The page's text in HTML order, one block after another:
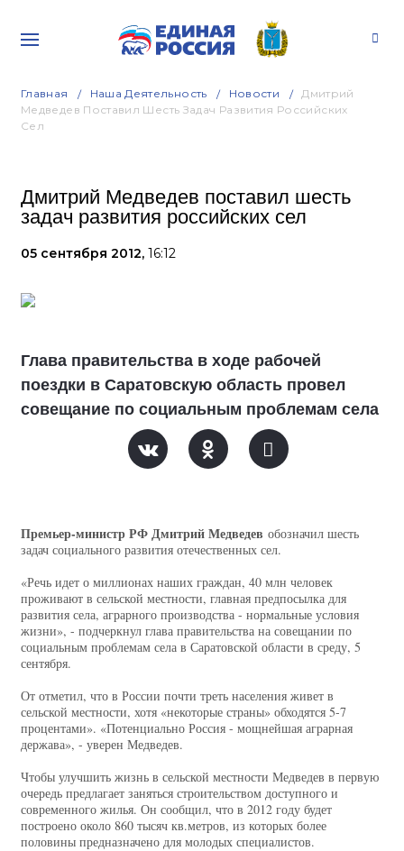
Главная Наша Деятельность Новости
Дмитрий
Медведев Поставил Шесть Задач Развития Российских
Сел
Дмитрий Медведев поставил шесть
задач развития российских сел
05 сентября 2012, 16:12
Глава правительства в ходе рабочей
поездки в Саратовскую область провел
совещание по социальным проблемам села
Премьер-министр РФ Дмитрий Медведев обозначил шесть
задач социального развития отечественных сел.
«Речь идет о миллионах наших граждан, 40 млн человек
проживают в сельской местности, главная предпосылка для
развития села, аграрного производства - нормальные условия
жизни», - подчеркнул глава правительства на совещании по
социальным проблемам села в Саратовской области в среду, 5
сентября.
От отметил, что в России почти треть населения живет в
сельской местности, хотя «некоторые страны» обходятся 5-7
процентами». «Потенциально Россия - мощнейшая аграрная
держава», - уверен Медведев.
Чтобы улучшить жизнь в сельской местности Медведев в первую
очередь предлагает заняться строительством доступного и
современного жилья. Он сообщил, что в 2012 году будет
построено около 860 тысяч кв.метров, из которых более
половины предназначено для молодых специалистов.